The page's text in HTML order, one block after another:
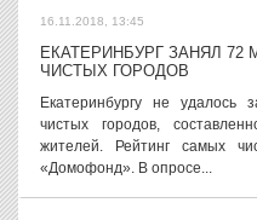
16.11.2018, 13:45
ЕКАТЕРИНБУРГ ЗАНЯЛ
ЧИСТЫХ ГОРОДОВ
Екатеринбургу не удалось
чистых городов,
жителей. Рейтинг самых
«Домофонд». В опросе...